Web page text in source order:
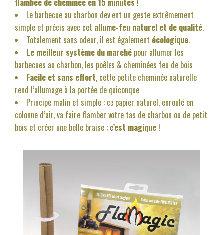
Le barbecue au charbon devient un geste extrêmement
simple et précis avec cet allume-feu naturel et de qualité.
Totalement sans odeur, il est également écologique.
Le meilleur système du marché pour allumer les
barbecues au charbon, les poêles & cheminées feu de bois
Facile et sans effort, cette petite cheminée naturelle
rend l’allumage à la portée de quiconque
Principe malin et simple : ce papier naturel, enroulé en
colonne d’air, va faire flamber votre tas de charbon ou de petit
bois et créer une belle braise ; c’est magique !